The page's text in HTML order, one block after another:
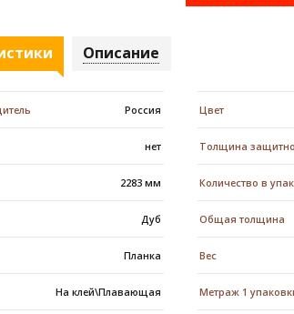
Описание
Россия Цвет
Толщина
нет
2283 мм Количество в
Общая толщина
Дуб
Планка Вес
Метраж 1
На клей\Плавающая